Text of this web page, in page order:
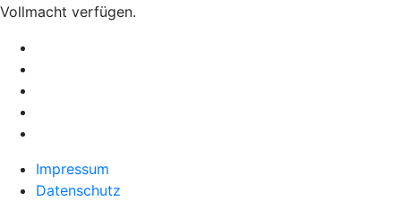
Vollmacht verfügen.
Impressum
Datenschutz